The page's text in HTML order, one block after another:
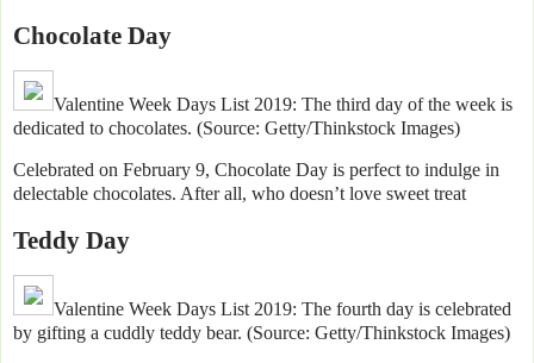
Chocolate Day
Valentine Week Days List 2019: The third day of the week is
dedicated to chocolates. (Source: Getty/Thinkstock Images)
Celebrated on February 9, Chocolate Day is perfect to indulge in
delectable chocolates. After all, who doesn’t love sweet treat
Teddy Day
Valentine Week Days List 2019: The fourth day is celebrated
by gifting a cuddly teddy bear. (Source: Getty/Thinkstock Images)